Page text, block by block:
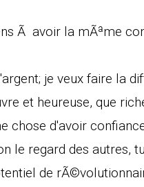
Ã avoir la mÃªme
je veux faire la
et heureuse, que
chose d'avoir
le regard des autres,
de